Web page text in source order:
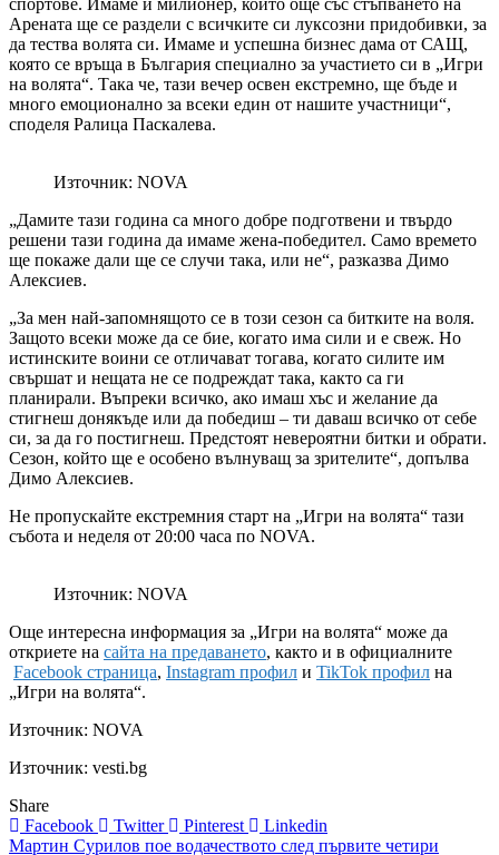
Арената ще се раздели с всичките си луксозни придобивки, за
да тества волята си. Имаме и успешна бизнес дама от САЩ,
която се връща в България специално за участието си в „Игри
на волята“. Така че, тази вечер освен екстремно, ще бъде и
много емоционално за всеки един от нашите участници“,
споделя Ралица Паскалева.
Източник: NOVA
„Дамите тази година са много добре подготвени и твърдо
решени тази година да имаме жена-победител. Само времето
ще покаже дали ще се случи така, или не“, разказва Димо
Алексиев.
„За мен най-запомнящото се в този сезон са битките на воля.
Защото всеки може да се бие, когато има сили и е свеж. Но
истинските воини се отличават тогава, когато силите им
свършат и нещата не се подреждат така, както са ги
планирали. Въпреки всичко, ако имаш хъс и желание да
стигнеш донякъде или да победиш – ти даваш всичко от себе
си, за да го постигнеш. Предстоят невероятни битки и обрати.
Сезон, който ще е особено вълнуващ за зрителите“, допълва
Димо Алексиев.
Не пропускайте екстремния старт на „Игри на волята“ тази
събота и неделя от 20:00 часа по NOVA.
Източник: NOVA
Още интересна информация за „Игри на волята“ може да
откриете на сайта на предаването, както и в официалните
Facebook страница, Instagram профил и TikTok профил на
„Игри на волята“.
Източник: NOVA
Източник: vesti.bg
Share
Facebook
Twitter Pinterest Linkedin
Мартин Сурилов пое водачеството след първите четири